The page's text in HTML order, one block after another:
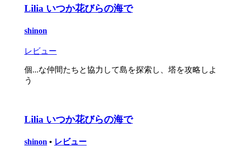
Lilia いつか花びらの海で
shinon
レビュー
個...な仲間たちと協力して島を探索し、塔を攻略しよ
う
Lilia いつか花びらの海で
shinon • レビュー